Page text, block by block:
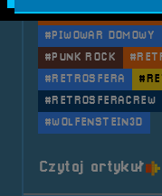
#PIWOWAR DOMOWY
#PUNK ROCK
#RETROSFERA
#RETROSFERACREW
#WOLFENSTEIN3D
Czytaj artykuło